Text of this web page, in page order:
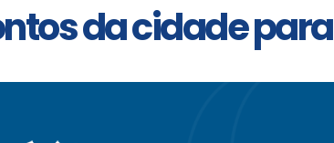
da cidade para